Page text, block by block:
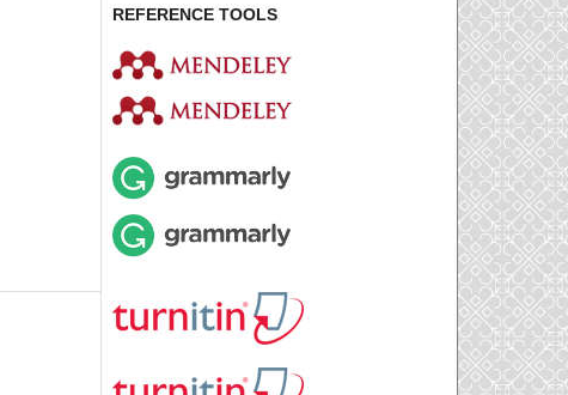
REFERENCE TOOLS